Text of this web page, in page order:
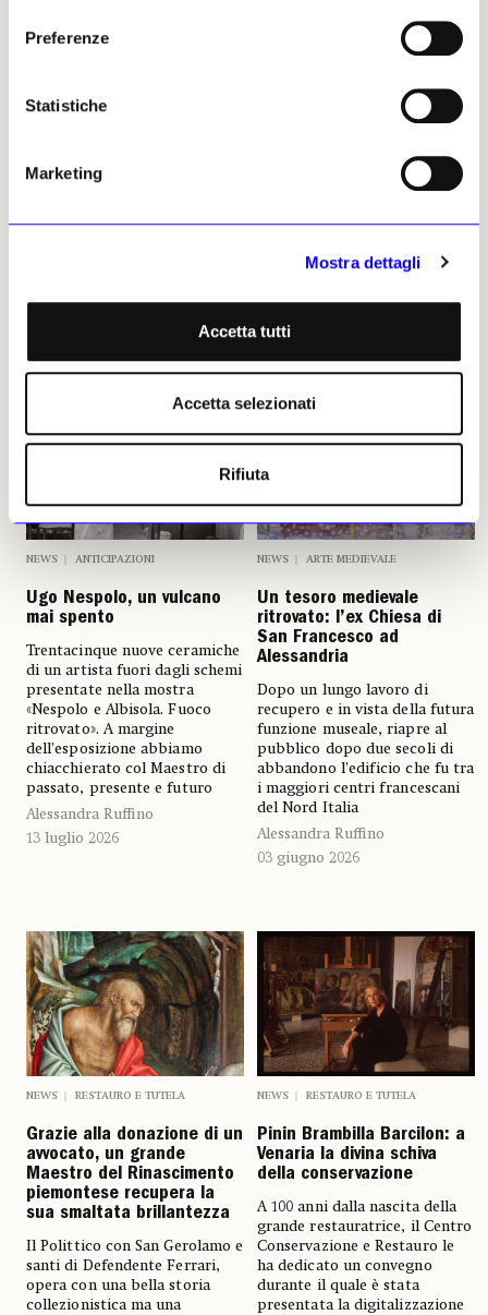
Preferenze
Statistiche
Marketing
Mostra dettagli
Accetta tutti
Accetta selezionati
Rifiuta
2025 | © Riproduzione
Alessandra Ruffino
Altri articoli dell'autore
NEWS ANTICIPAZIONI
Ugo Nespolo, un vulcano
mai spento
Trentacinque nuove ceramiche
di un artista fuori dagli schemi
presentate nella mostra
«Nespolo e Albisola. Fuoco
ritrovato». A margine
dell’esposizione abbiamo
chiacchierato col Maestro di
passato, presente e futuro
Alessandra Ruffino
13 luglio 2026
NEWS ARTE MEDIEVALE
Un tesoro medievale
ritrovato: l’ex Chiesa di
San Francesco ad
Alessandria
Dopo un lungo lavoro di
recupero e in vista della futura
funzione museale, riapre al
pubblico dopo due secoli di
abbandono l’edificio che fu tra
i maggiori centri francescani
del Nord Italia
Alessandra Ruffino
03 giugno 2026
NEWS RESTAURO E TUTELA
Grazie alla donazione di un
avvocato, un grande
Maestro del Rinascimento
piemontese recupera la
sua smaltata brillantezza
Il Polittico con San Gerolamo e
santi di Defendente Ferrari,
opera con una bella storia
collezionistica ma una
NEWS RESTAURO E TUTELA
Pinin Brambilla Barcilon: a
Venaria la divina schiva
della conservazione
A 100 anni dalla nascita della
grande restauratrice, il Centro
Conservazione e Restauro le
ha dedicato un convegno
durante il quale è stata
presentata la digitalizzazione